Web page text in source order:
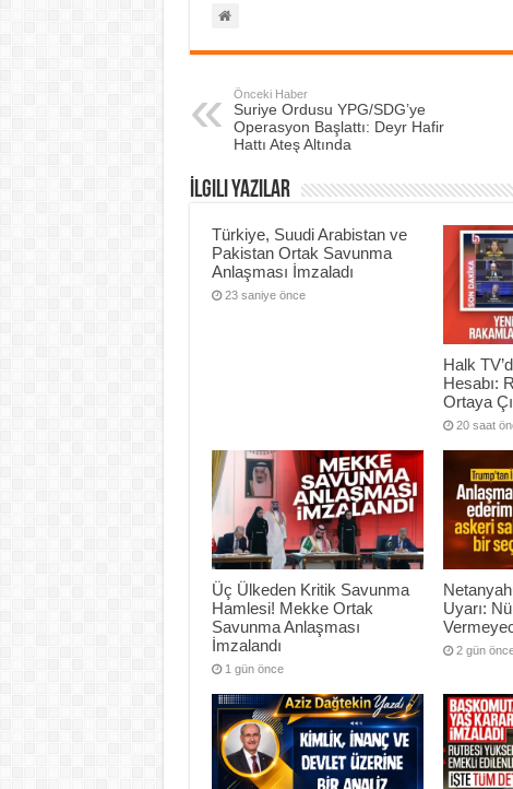
Önceki Haber
Suriye Ordusu YPG/SDG’ye
Operasyon Başlattı: Deyr Hafir
Hattı Ateş Altında
İlgili Yazılar
Türkiye, Suudi Arabistan ve
Pakistan Ortak Savunma
Anlaşması İmzaladı
23 saniye önce
Halk
Hesabı:
Ortaya
20 saat
Üç Ülkeden Kritik Savunma
Hamlesi! Mekke Ortak
Savunma Anlaşması
İmzalandı
1 gün önce
Uyarı:
2 gün